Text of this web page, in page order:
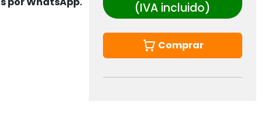
(IVA incluido)
Comprar